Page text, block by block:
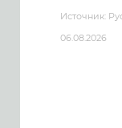
Источник:
06.08.2026